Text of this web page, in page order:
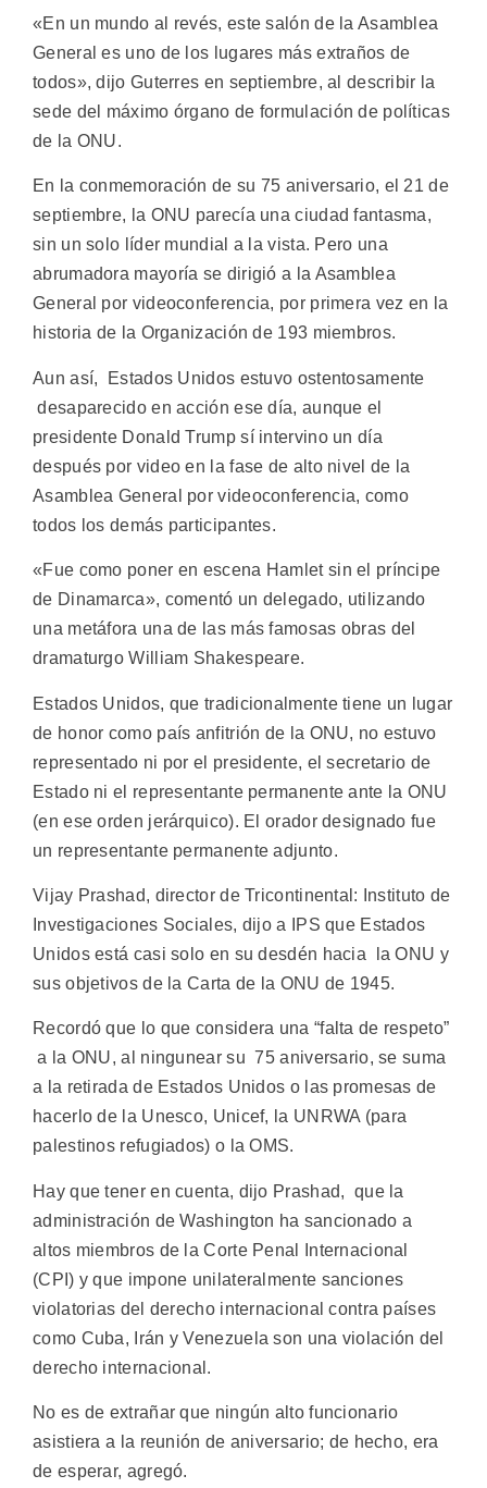
«En un mundo al revés, este salón de la Asamblea
General es uno de los lugares más extraños de
todos», dijo Guterres en septiembre, al describir la
sede del máximo órgano de formulación de políticas
de la ONU.
En la conmemoración de su 75 aniversario, el 21 de
septiembre, la ONU parecía una ciudad fantasma,
sin un solo líder mundial a la vista. Pero una
abrumadora mayoría se dirigió a la Asamblea
General por videoconferencia, por primera vez en la
historia de la Organización de 193 miembros.
Aun así, Estados Unidos estuvo ostentosamente
desaparecido en acción ese día, aunque el
presidente Donald Trump sí intervino un día
después por video en la fase de alto nivel de la
Asamblea General por videoconferencia, como
todos los demás participantes.
«Fue como poner en escena Hamlet sin el príncipe
de Dinamarca», comentó un delegado, utilizando
una metáfora una de las más famosas obras del
dramaturgo William Shakespeare.
Estados Unidos, que tradicionalmente tiene un lugar
de honor como país anfitrión de la ONU, no estuvo
representado ni por el presidente, el secretario de
Estado ni el representante permanente ante la ONU
(en ese orden jerárquico). El orador designado fue
un representante permanente adjunto.
Vijay Prashad, director de Tricontinental: Instituto de
Investigaciones Sociales, dijo a IPS que Estados
Unidos está casi solo en su desdén hacia la ONU y
sus objetivos de la Carta de la ONU de 1945.
Recordó que lo que considera una “falta de respeto”
a la ONU, al ningunear su 75 aniversario, se suma
a la retirada de Estados Unidos o las promesas de
hacerlo de la Unesco, Unicef, la UNRWA (para
palestinos refugiados) o la OMS.
Hay que tener en cuenta, dijo Prashad, que la
administración de Washington ha sancionado a
altos miembros de la Corte Penal Internacional
(CPI) y que impone unilateralmente sanciones
violatorias del derecho internacional contra países
como Cuba, Irán y Venezuela son una violación del
derecho internacional.
No es de extrañar que ningún alto funcionario
asistiera a la reunión de aniversario; de hecho, era
de esperar, agregó.